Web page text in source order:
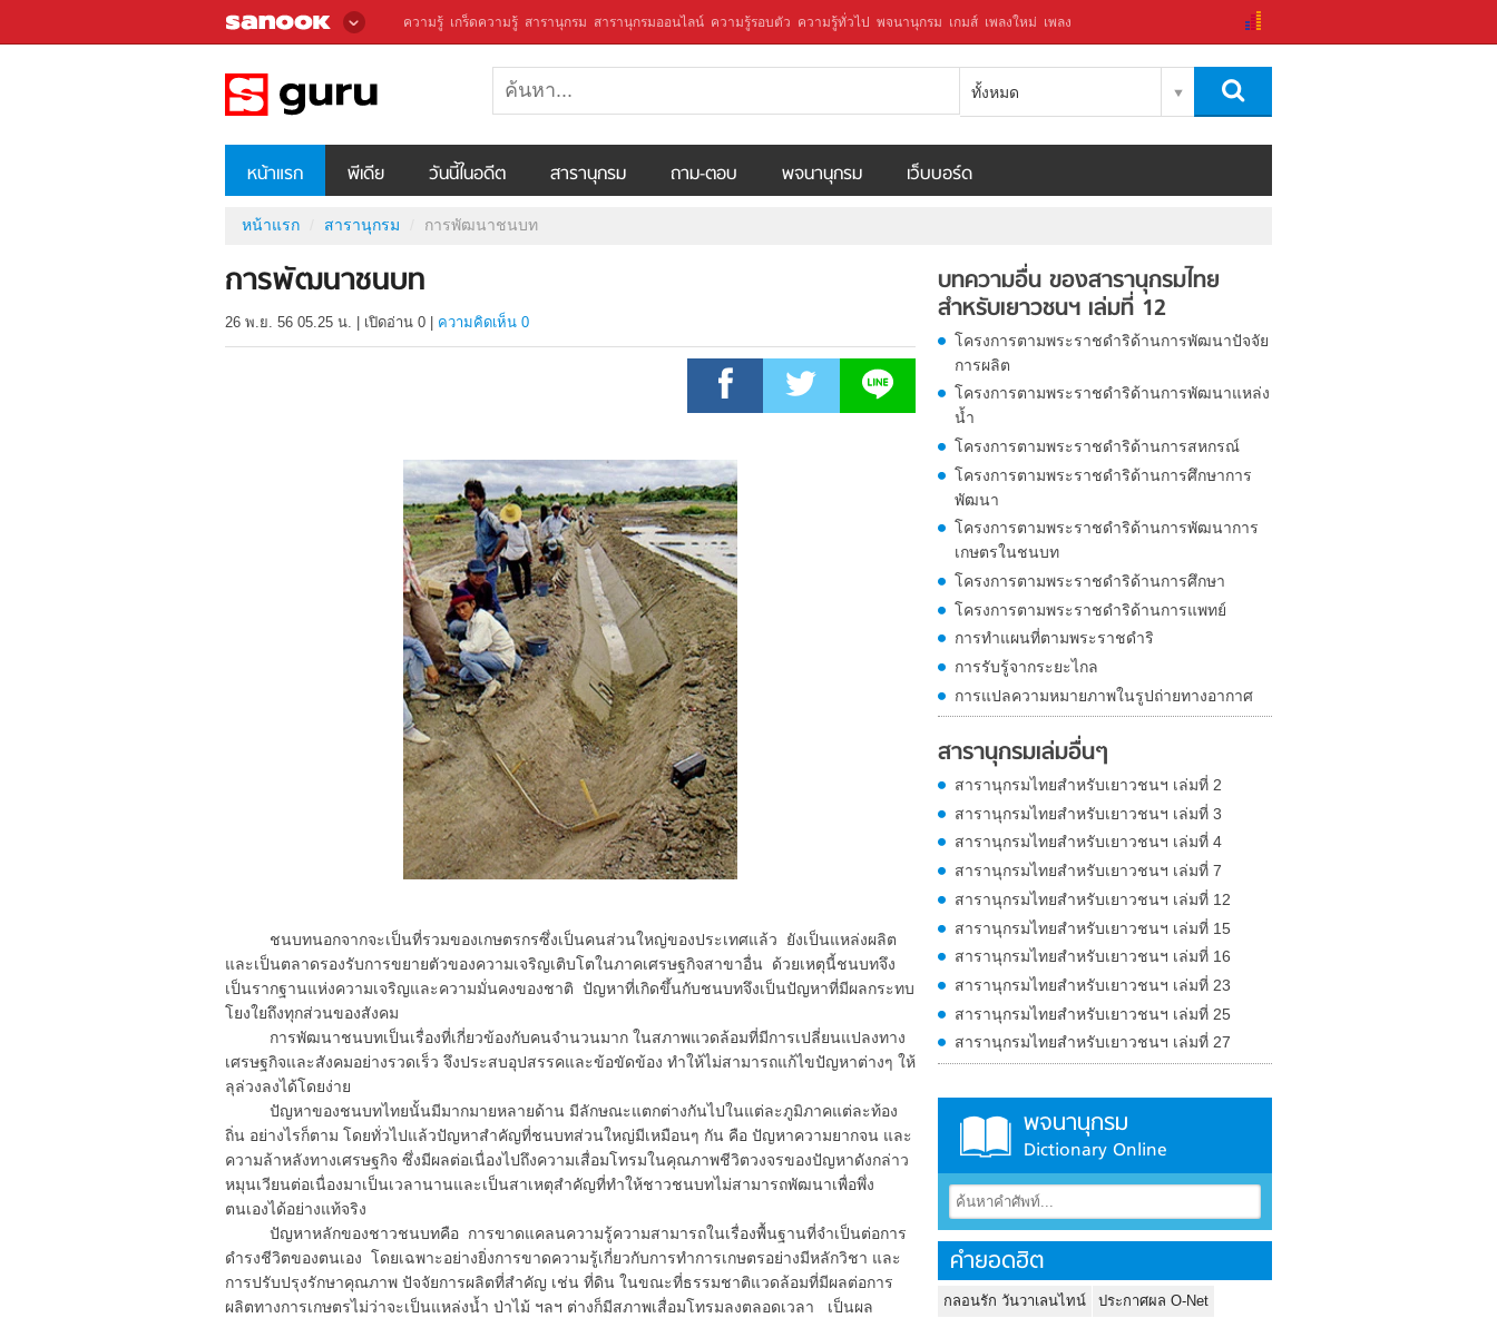
ความรู้ เกร็ดความรู้ สารานุกรม สารานุกรมออนไลน์ ความรู้รอบตัว ความรู้ทั่วไป พจนานุกรม เกมส์ เพลงใหม่ เพลง
ทั้งหมด
หน้าแรก พีเดีย วันนี้ในอดีต สารานุกรม ถาม-ตอบ พจนานุกรม เว็บบอร์ด
หน้าแรก สารานุกรม การพัฒนาชนบท
การพัฒนาชนบท
26 พ.ย. 56 05.25 น. เปิดอ่าน 0 ความคิดเห็น 0
ชนบทนอกจากจะเป็นที่รวมของเกษตรกรซึ่งเป็นคนส่วนใหญ่ของประเทศแล้ว ยังเป็นแหล่งผลิต
และเป็นตลาดรองรับการขยายตัวของความเจริญเติบโตในภาคเศรษฐกิจสาขาอื่น ด้วยเหตุนี้ชนบทจึง
เป็นรากฐานแห่งความเจริญและความมั่นคงของชาติ ปัญหาที่เกิดขึ้นกับชนบทจึงเป็นปัญหาที่มีผลกระทบ
โยงใยถึงทุกส่วนของสังคม
การพัฒนาชนบทเป็นเรื่องที่เกี่ยวข้องกับคนจำนวนมาก ในสภาพแวดล้อมที่มีการเปลี่ยนแปลงทาง
เศรษฐกิจและสังคมอย่างรวดเร็ว จึงประสบอุปสรรคและข้อขัดข้อง ทำให้ไม่สามารถแก้ไขปัญหาต่างๆ ให้
ลุล่วงลงได้โดยง่าย
ปัญหาของชนบทไทยนั้นมีมากมายหลายด้าน มีลักษณะแตกต่างกันไปในแต่ละภูมิภาคแต่ละท้อง
ถิ่น อย่างไรก็ตาม โดยทั่วไปแล้วปัญหาสำคัญที่ชนบทส่วนใหญ่มีเหมือนๆ กัน คือ ปัญหาความยากจน และ
ความล้าหลังทางเศรษฐกิจ ซึ่งมีผลต่อเนื่องไปถึงความเสื่อมโทรมในคุณภาพชีวิตวงจรของปัญหาดังกล่าว
หมุนเวียนต่อเนื่องมาเป็นเวลานานและเป็นสาเหตุสำคัญที่ทำให้ชาวชนบทไม่สามารถพัฒนาเพื่อพึ่ง
ตนเองได้อย่างแท้จริง
ปัญหาหลักของชาวชนบทคือ การขาดแคลนความรู้ความสามารถในเรื่องพื้นฐานที่จำเป็นต่อการ
ดำรงชีวิตของตนเอง โดยเฉพาะอย่างยิ่งการขาดความรู้เกี่ยวกับการทำการเกษตรอย่างมีหลักวิชา และ
การปรับปรุงรักษาคุณภาพ ปัจจัยการผลิตที่สำคัญ เช่น ที่ดิน ในขณะที่ธรรมชาติแวดล้อมที่มีผลต่อการ
ผลิตทางการเกษตรไม่ว่าจะเป็นแหล่งน้ำ ป่าไม้ ฯลฯ ต่างก็มีสภาพเสื่อมโทรมลงตลอดเวลา เป็นผล
บทความอื่น ของสารานุกรมไทย
สำหรับเยาวชนฯ เล่มที่ 12
โครงการตามพระราชดำริด้านการพัฒนาปัจจัย
การผลิต
โครงการตามพระราชดำริด้านการพัฒนาแหล่ง
น้ำ
โครงการตามพระราชดำริด้านการสหกรณ์
โครงการตามพระราชดำริด้านการศึกษาการ
พัฒนา
โครงการตามพระราชดำริด้านการพัฒนาการ
เกษตรในชนบท
โครงการตามพระราชดำริด้านการศึกษา
โครงการตามพระราชดำริด้านการแพทย์
การทำแผนที่ตามพระราชดำริ
การรับรู้จากระยะไกล
การแปลความหมายภาพในรูปถ่ายทางอากาศ
สารานุกรมเล่มอื่นๆ
สารานุกรมไทยสำหรับเยาวชนฯ เล่มที่ 2
สารานุกรมไทยสำหรับเยาวชนฯ เล่มที่ 3
สารานุกรมไทยสำหรับเยาวชนฯ เล่มที่ 4
สารานุกรมไทยสำหรับเยาวชนฯ เล่มที่ 7
สารานุกรมไทยสำหรับเยาวชนฯ เล่มที่ 12
สารานุกรมไทยสำหรับเยาวชนฯ เล่มที่ 15
สารานุกรมไทยสำหรับเยาวชนฯ เล่มที่ 16
สารานุกรมไทยสำหรับเยาวชนฯ เล่มที่ 23
สารานุกรมไทยสำหรับเยาวชนฯ เล่มที่ 25
สารานุกรมไทยสำหรับเยาวชนฯ เล่มที่ 27
พจนานุกรม
Dictionary Online
คำยอดฮิต
กลอนรัก วันวาเลนไทน์
ประกาศผล O-Net